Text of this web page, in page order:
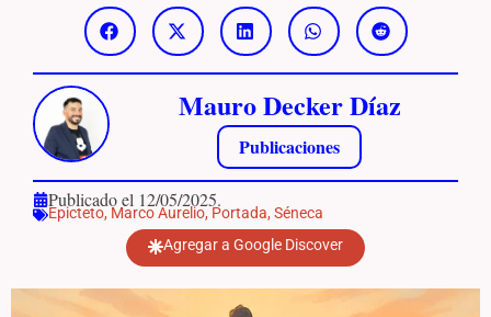
Mauro Decker Díaz
Publicaciones
Publicado el 12/05/2025.
Epicteto, Marco Aurelio, Portada, Séneca
Agregar a Google Discover